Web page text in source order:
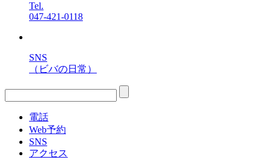
Tel.
047-421-0118
SNS
（ビバの日常）
電話
Web予約
SNS
アクセス